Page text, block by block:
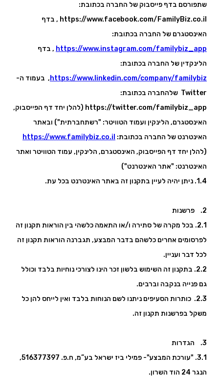
שתפורסם בדף פייסבוק של החברה בכתובת:
https://www.facebook.com/FamilyBiz.co.il , בדף
האינסטגרם של החברה בכתובת:
https://www.instagram.com/familybiz_app , בדף
הלינקדין של החברה בכתובת:
https://www.linkedin.com/company/familybiz, בעמוד ה-
Twitter שלהחברה בכתובת:
https://twitter.com/familybiz_app (להלן יחד דף הפייסבוק,
האינסטגרם, הלינקין ועמוד הטוויטר: "רשתחברתית") ובאתר
האינטרנט של החברה בכתובת: https://www.familybiz.co.il
(להלן יחד דף הפייסבוק, האינסטגרם, הלינקין, עמוד הטוויטר ואתר
האינטרנט: "אתר האינטרנט")
1.4. ניתן יהיה לעיין בתקנון זה באתר האינטרנט בכל עת.
2. פרשנות
2.1. בכל מקרה של סתירה ו/או התאמה כלשהי בין הוראות תקנון זה
לפרסומים אחרים כלשהם בדבר המבצע, תגברנה הוראות תקנון זה
לכל דבר ועניין.
2.2. בתקנון זה השימוש בלשון זכר הינו לצורכי נוחיות בלבד וכולל
גם פנייה בנקבה וברבים.
2.3. כותרות הסעיפים ניתנו לשם הנוחות בלבד ואין לייחס להן כל
משקל בפרשנות תקנון זה.
3. הגדרות
3.1. "עורכת המבצע"- פמילי ביז ישראל בע”מ, ח.פ. 516377397,
הנגר 24 הוד השרון.